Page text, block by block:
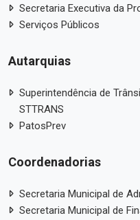
Secretaria Executiva da
Serviços Públicos
Autarquias
Superintendência de
STTRANS
PatosPrev
Coordenadorias
Secretaria Municipal de
Secretaria Municipal de